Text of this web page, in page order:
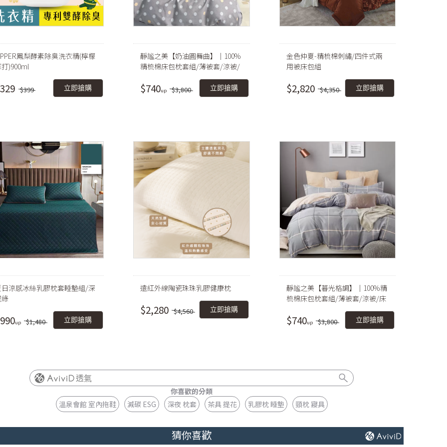
鳳梨酵素除臭洗衣精(檸檬
)900ml
$399 立即搶購
靜謐之美【奶油圓舞曲】｜100%
精梳棉床包枕套組/薄被套/涼被/
$740 $3,800 立即搶購
金色仲夏-精梳棉刺繡/四件式兩
用被床包組
$2,820 $4,350 立即搶購
涼感冰絲乳膠枕套睡墊組/深
$1,480 立即搶購
遠紅外線陶瓷珠珠乳膠健康枕
$2,280 $4,560 立即搶購
靜謐之美【暮光格調】｜100%精
梳棉床包枕套組/薄被套/涼被/床
$740 $3,800 立即搶購
透氣
你喜歡的分類
溫泉會館 室內拖鞋
減碳 ESG 深夜 枕套 茶具 提花 乳膠枕 睡墊 頸枕 寢具
猜你喜歡